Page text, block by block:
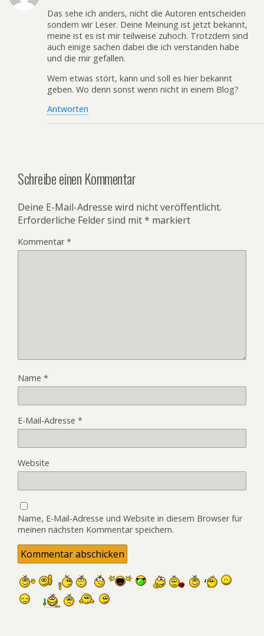
Das sehe ich anders, nicht die Autoren entscheiden
sondern wir Leser. Deine Meinung ist jetzt bekannt,
meine ist es ist mir teilweise zuhoch. Trotzdem sind
auch einige sachen dabei die ich verstanden habe
und die mir gefallen.
Wem etwas stört, kann und soll es hier bekannt
geben. Wo denn sonst wenn nicht in einem Blog?
Antworten
Schreibe einen Kommentar
Deine E-Mail-Adresse wird nicht veröffentlicht.
Erforderliche Felder sind mit* markiert
Kommentar*
Name *
E-Mail-Adresse *
Website
Name, E-Mail-Adresse und Website in diesem Browser für
meinen nächsten Kommentar speichern.